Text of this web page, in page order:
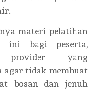
materi pelatihan
ini bagi peserta,
provider yang
agar tidak membuat
bosan dan jenuh